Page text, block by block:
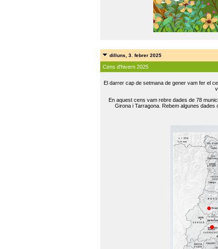
dilluns, 3. febrer 2025
Cens d'hivern 2025
El darrer cap de setmana de gener vam fer el
En aquest cens vam rebre dades de 78
Girona i Tarragona. Rebem algunes